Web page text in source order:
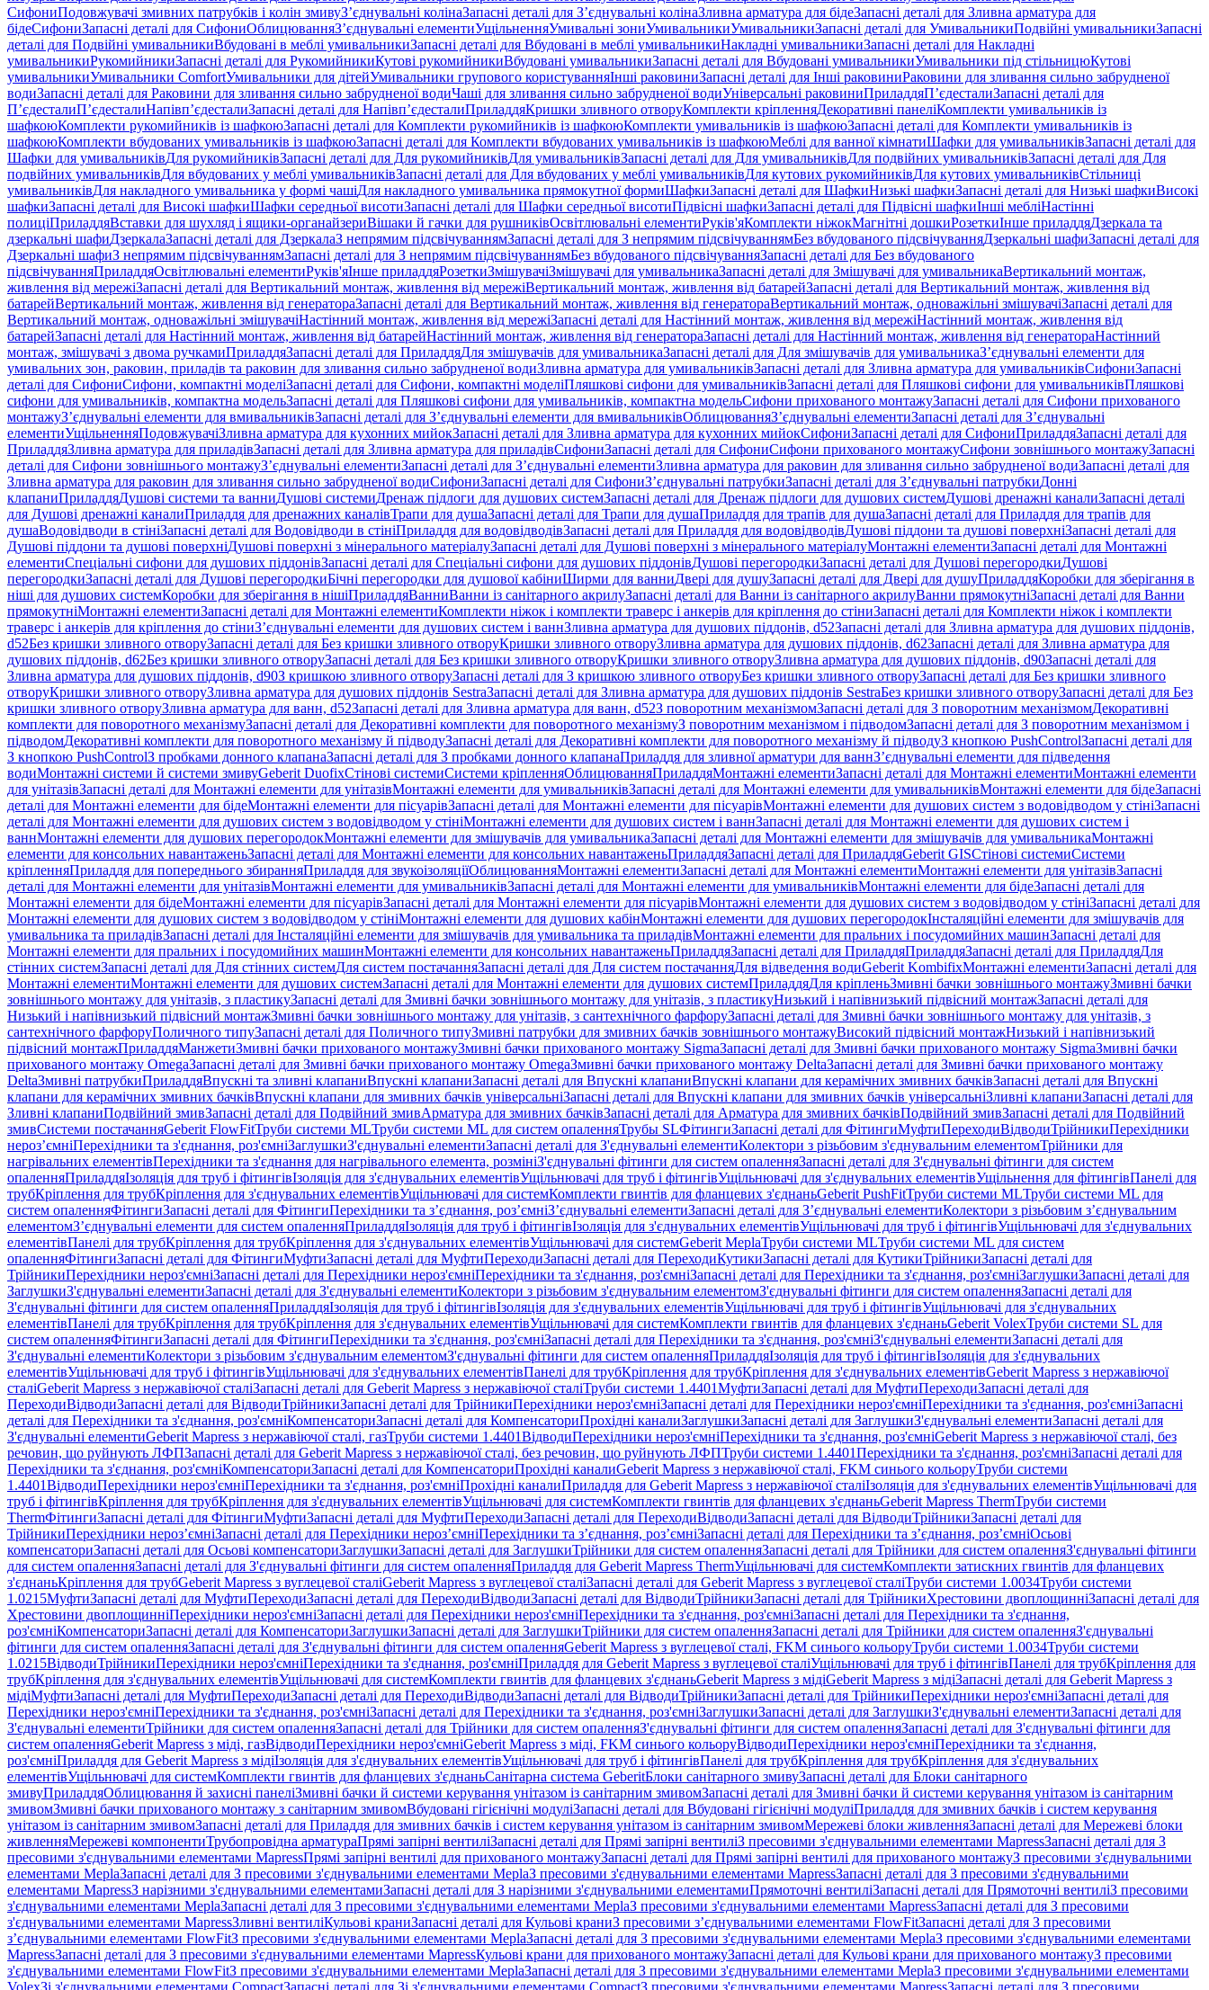
СифониПодовжувачі змивних патрубків і колін змивуЗ’єднувальні колінаЗапасні деталі для З’єднувальні колінаЗливна арматура для бідеЗапасні деталі для Зливна арматура для
бідеСифониЗапасні деталі для СифониОблицюванняЗ’єднувальні елементиУщільненняУмивальні зониУмивальникиУмивальникиЗапасні деталі для УмивальникиПодвійні умивальникиЗапасні
деталі для Подвійні умивальникиВбудовані в меблі умивальникиЗапасні деталі для Вбудовані в меблі умивальникиНакладні умивальникиЗапасні деталі для Накладні
умивальникиРукомийникиЗапасні деталі для РукомийникиКутові рукомийникиВбудовані умивальникиЗапасні деталі для Вбудовані умивальникиУмивальники під стільницюКутові
умивальникиУмивальники ComfortУмивальники для дітейУмивальники групового користуванняІнші раковиниЗапасні деталі для Інші раковиниРаковини для зливання сильно забрудненої
водиЗапасні деталі для Раковини для зливання сильно забрудненої водиЧаші для зливання сильно забрудненої водиУніверсальні раковиниПриладдяП’єдесталиЗапасні деталі для
П’єдесталиП’єдесталиНапівп’єдесталиЗапасні деталі для Напівп’єдесталиПриладдяКришки зливного отворуКомплекти кріпленняДекоративні панеліКомплекти умивальників із
шафкоюКомплекти рукомийників із шафкоюЗапасні деталі для Комплекти рукомийників із шафкоюКомплекти умивальників із шафкоюЗапасні деталі для Комплекти умивальників із
шафкоюКомплекти вбудованих умивальників із шафкоюЗапасні деталі для Комплекти вбудованих умивальників із шафкоюМеблі для ванної кімнатиШафки для умивальниківЗапасні деталі для
Шафки для умивальниківДля рукомийниківЗапасні деталі для Для рукомийниківДля умивальниківЗапасні деталі для Для умивальниківДля подвійних умивальниківЗапасні деталі для Для
подвійних умивальниківДля вбудованих у меблі умивальниківЗапасні деталі для Для вбудованих у меблі умивальниківДля кутових рукомийниківДля кутових умивальниківСтільниці
умивальниківДля накладного умивальника у формі чашіДля накладного умивальника прямокутної формиШафкиЗапасні деталі для ШафкиНизькі шафкиЗапасні деталі для Низькі шафкиВисокі
шафкиЗапасні деталі для Високі шафкиШафки середньої висотиЗапасні деталі для Шафки середньої висотиПідвісні шафкиЗапасні деталі для Підвісні шафкиІнші мебліНастінні
полиціПриладдяВставки для шухляд і ящики-органайзериВішаки й гачки для рушниківОсвітлювальні елементиРуків'яКомплекти ніжокМагнітні дошкиРозеткиІнше приладдяДзеркала та
дзеркальні шафиДзеркалаЗапасні деталі для ДзеркалаЗ непрямим підсвічуваннямЗапасні деталі для З непрямим підсвічуваннямБез вбудованого підсвічуванняДзеркальні шафиЗапасні деталі для
Дзеркальні шафиЗ непрямим підсвічуваннямЗапасні деталі для З непрямим підсвічуваннямБез вбудованого підсвічуванняЗапасні деталі для Без вбудованого
підсвічуванняПриладдяОсвітлювальні елементиРуків'яІнше приладдяРозеткиЗмішувачіЗмішувачі для умивальникаЗапасні деталі для Змішувачі для умивальникаВертикальний монтаж,
живлення від мережіЗапасні деталі для Вертикальний монтаж, живлення від мережіВертикальний монтаж, живлення від батарейЗапасні деталі для Вертикальний монтаж, живлення від
батарейВертикальний монтаж, живлення від генератораЗапасні деталі для Вертикальний монтаж, живлення від генератораВертикальний монтаж, одноважільні змішувачіЗапасні деталі для
Вертикальний монтаж, одноважільні змішувачіНастінний монтаж, живлення від мережіЗапасні деталі для Настінний монтаж, живлення від мережіНастінний монтаж, живлення від
батарейЗапасні деталі для Настінний монтаж, живлення від батарейНастінний монтаж, живлення від генератораЗапасні деталі для Настінний монтаж, живлення від генератораНастінний
монтаж, змішувачі з двома ручкамиПриладдяЗапасні деталі для ПриладдяДля змішувачів для умивальникаЗапасні деталі для Для змішувачів для умивальникаЗ’єднувальні елементи для
умивальних зон, раковин, приладів та раковин для зливання сильно забрудненої водиЗливна арматура для умивальниківЗапасні деталі для Зливна арматура для умивальниківСифониЗапасні
деталі для СифониСифони, компактні моделіЗапасні деталі для Сифони, компактні моделіПляшкові сифони для умивальниківЗапасні деталі для Пляшкові сифони для умивальниківПляшкові
сифони для умивальників, компактна модельЗапасні деталі для Пляшкові сифони для умивальників, компактна модельСифони прихованого монтажуЗапасні деталі для Сифони прихованого
монтажуЗ’єднувальні елементи для вмивальниківЗапасні деталі для З’єднувальні елементи для вмивальниківОблицюванняЗ’єднувальні елементиЗапасні деталі для З’єднувальні
елементиУщільненняПодовжувачіЗливна арматура для кухонних мийокЗапасні деталі для Зливна арматура для кухонних мийокСифониЗапасні деталі для СифониПриладдяЗапасні деталі для
ПриладдяЗливна арматура для приладівЗапасні деталі для Зливна арматура для приладівСифониЗапасні деталі для СифониСифони прихованого монтажуСифони зовнішнього монтажуЗапасні
деталі для Сифони зовнішнього монтажуЗ’єднувальні елементиЗапасні деталі для З’єднувальні елементиЗливна арматура для раковин для зливання сильно забрудненої водиЗапасні деталі для
Зливна арматура для раковин для зливання сильно забрудненої водиСифониЗапасні деталі для СифониЗ’єднувальні патрубкиЗапасні деталі для З’єднувальні патрубкиДонні
клапаниПриладдяДушові системи та ванниДушові системиДренаж підлоги для душових системЗапасні деталі для Дренаж підлоги для душових системДушові дренажні каналиЗапасні деталі
для Душові дренажні каналиПриладдя для дренажних каналівТрапи для душаЗапасні деталі для Трапи для душаПриладдя для трапів для душаЗапасні деталі для Приладдя для трапів для
душаВодовідводи в стініЗапасні деталі для Водовідводи в стініПриладдя для водовідводівЗапасні деталі для Приладдя для водовідводівДушові піддони та душові поверхніЗапасні деталі для
Душові піддони та душові поверхніДушові поверхні з мінерального матеріалуЗапасні деталі для Душові поверхні з мінерального матеріалуМонтажні елементиЗапасні деталі для Монтажні
елементиСпеціальні сифони для душових піддонівЗапасні деталі для Спеціальні сифони для душових піддонівДушові перегородкиЗапасні деталі для Душові перегородкиДушові
перегородкиЗапасні деталі для Душові перегородкиБічні перегородки для душової кабіниШирми для ванниДвері для душуЗапасні деталі для Двері для душуПриладдяКоробки для зберігання в
ніші для душових системКоробки для зберігання в нішіПриладдяВанниВанни із санітарного акрилуЗапасні деталі для Ванни із санітарного акрилуВанни прямокутніЗапасні деталі для Ванни
прямокутніМонтажні елементиЗапасні деталі для Монтажні елементиКомплекти ніжок і комплекти траверс і анкерів для кріплення до стіниЗапасні деталі для Комплекти ніжок і комплекти
траверс і анкерів для кріплення до стіниЗ’єднувальні елементи для душових систем і ваннЗливна арматура для душових піддонів, d52Запасні деталі для Зливна арматура для душових піддонів,
d52Без кришки зливного отворуЗапасні деталі для Без кришки зливного отворуКришки зливного отворуЗливна арматура для душових піддонів, d62Запасні деталі для Зливна арматура для
душових піддонів, d62Без кришки зливного отворуЗапасні деталі для Без кришки зливного отворуКришки зливного отворуЗливна арматура для душових піддонів, d90Запасні деталі для
Зливна арматура для душових піддонів, d90З кришкою зливного отворуЗапасні деталі для З кришкою зливного отворуБез кришки зливного отворуЗапасні деталі для Без кришки зливного
отворуКришки зливного отворуЗливна арматура для душових піддонів SestraЗапасні деталі для Зливна арматура для душових піддонів SestraБез кришки зливного отворуЗапасні деталі для Без
кришки зливного отворуЗливна арматура для ванн, d52Запасні деталі для Зливна арматура для ванн, d52З поворотним механізмомЗапасні деталі для З поворотним механізмомДекоративні
комплекти для поворотного механізмуЗапасні деталі для Декоративні комплекти для поворотного механізмуЗ поворотним механізмом і підводомЗапасні деталі для З поворотним механізмом і
підводомДекоративні комплекти для поворотного механізму й підводуЗапасні деталі для Декоративні комплекти для поворотного механізму й підводуЗ кнопкою PushControlЗапасні деталі для
З кнопкою PushControlЗ пробками донного клапанаЗапасні деталі для З пробками донного клапанаПриладдя для зливної арматури для ваннЗ’єднувальні елементи для підведення
водиМонтажні системи й системи змивуGeberit DuofixСтінові системиСистеми кріпленняОблицюванняПриладдяМонтажні елементиЗапасні деталі для Монтажні елементиМонтажні елементи
для унітазівЗапасні деталі для Монтажні елементи для унітазівМонтажні елементи для умивальниківЗапасні деталі для Монтажні елементи для умивальниківМонтажні елементи для бідеЗапасні
деталі для Монтажні елементи для бідеМонтажні елементи для пісуарівЗапасні деталі для Монтажні елементи для пісуарівМонтажні елементи для душових систем з водовідводом у стініЗапасні
деталі для Монтажні елементи для душових систем з водовідводом у стініМонтажні елементи для душових систем і ваннЗапасні деталі для Монтажні елементи для душових систем і
ваннМонтажні елементи для душових перегородокМонтажні елементи для змішувачів для умивальникаЗапасні деталі для Монтажні елементи для змішувачів для умивальникаМонтажні
елементи для консольних навантаженьЗапасні деталі для Монтажні елементи для консольних навантаженьПриладдяЗапасні деталі для ПриладдяGeberit GISСтінові системиСистеми
кріпленняПриладдя для попереднього збиранняПриладдя для звукоізоляціїОблицюванняМонтажні елементиЗапасні деталі для Монтажні елементиМонтажні елементи для унітазівЗапасні
деталі для Монтажні елементи для унітазівМонтажні елементи для умивальниківЗапасні деталі для Монтажні елементи для умивальниківМонтажні елементи для бідеЗапасні деталі для
Монтажні елементи для бідеМонтажні елементи для пісуарівЗапасні деталі для Монтажні елементи для пісуарівМонтажні елементи для душових систем з водовідводом у стініЗапасні деталі для
Монтажні елементи для душових систем з водовідводом у стініМонтажні елементи для душових кабінМонтажні елементи для душових перегородокІнсталяційні елементи для змішувачів для
умивальника та приладівЗапасні деталі для Інсталяційні елементи для змішувачів для умивальника та приладівМонтажні елементи для пральних і посудомийних машинЗапасні деталі для
Монтажні елементи для пральних і посудомийних машинМонтажні елементи для консольних навантаженьПриладдяЗапасні деталі для ПриладдяПриладдяЗапасні деталі для ПриладдяДля
стінних системЗапасні деталі для Для стінних системДля систем постачанняЗапасні деталі для Для систем постачанняДля відведення водиGeberit KombifixМонтажні елементиЗапасні деталі для
Монтажні елементиМонтажні елементи для душових системЗапасні деталі для Монтажні елементи для душових системПриладдяДля кріпленьЗмивні бачки зовнішнього монтажуЗмивні бачки
зовнішнього монтажу для унітазів, з пластикуЗапасні деталі для Змивні бачки зовнішнього монтажу для унітазів, з пластикуНизький і напівнизький підвісний монтажЗапасні деталі для
Низький і напівнизький підвісний монтажЗмивні бачки зовнішнього монтажу для унітазів, з сантехнічного фарфоруЗапасні деталі для Змивні бачки зовнішнього монтажу для унітазів, з
сантехнічного фарфоруПоличного типуЗапасні деталі для Поличного типуЗмивні патрубки для змивних бачків зовнішнього монтажуВисокий підвісний монтажНизький і напівнизький
підвісний монтажПриладдяМанжетиЗмивні бачки прихованого монтажуЗмивні бачки прихованого монтажу SigmaЗапасні деталі для Змивні бачки прихованого монтажу SigmaЗмивні бачки
прихованого монтажу OmegaЗапасні деталі для Змивні бачки прихованого монтажу OmegaЗмивні бачки прихованого монтажу DeltaЗапасні деталі для Змивні бачки прихованого монтажу
DeltaЗмивні патрубкиПриладдяВпускні та зливні клапаниВпускні клапаниЗапасні деталі для Впускні клапаниВпускні клапани для керамічних змивних бачківЗапасні деталі для Впускні
клапани для керамічних змивних бачківВпускні клапани для змивних бачків універсальніЗапасні деталі для Впускні клапани для змивних бачків універсальніЗливні клапаниЗапасні деталі для
Зливні клапаниПодвійний змивЗапасні деталі для Подвійний змивАрматура для змивних бачкiвЗапасні деталі для Арматура для змивних бачкiвПодвійний змивЗапасні деталі для Подвійний
змивСистеми постачанняGeberit FlowFitТруби системи MLТруби системи ML для систем опаленняТрубы SLФітингиЗапасні деталі для ФітингиМуфтиПереходиВідводиТрійникиПерехідники
нероз’ємніПерехідники та з'єднання, роз'ємніЗаглушкиЗ'єднувальні елементиЗапасні деталі для З'єднувальні елементиКолектори з різьбовим з'єднувальним елементомТрійники для
нагрівальних елементівПерехідники та з'єднання для нагрівального елемента, розмініЗ'єднувальні фітинги для систем опаленняЗапасні деталі для З'єднувальні фітинги для систем
опаленняПриладдяІзоляція для труб і фітингівІзоляція для з'єднувальних елементівУщільнювачі для труб і фітингівУщільнювачі для з'єднувальних елементівУщільнення для фітингівПанелі для
трубКріплення для трубКріплення для з'єднувальних елементівУщільнювачі для системКомплекти гвинтів для фланцевих з'єднаньGeberit PushFitТруби системи MLТруби системи ML для
систем опаленняФітингиЗапасні деталі для ФітингиПерехідники та з’єднання, роз’ємніЗ’єднувальні елементиЗапасні деталі для З’єднувальні елементиКолектори з різьбовим з’єднувальним
елементомЗ’єднувальні елементи для систем опаленняПриладдяІзоляція для труб і фітингівІзоляція для з'єднувальних елементівУщільнювачі для труб і фітингівУщільнювачі для з'єднувальних
елементівПанелі для трубКріплення для трубКріплення для з'єднувальних елементівУщільнювачі для системGeberit MeplaТруби системи MLТруби системи ML для систем
опаленняФітингиЗапасні деталі для ФітингиМуфтиЗапасні деталі для МуфтиПереходиЗапасні деталі для ПереходиКутикиЗапасні деталі для КутикиТрійникиЗапасні деталі для
ТрійникиПерехідники нероз'ємніЗапасні деталі для Перехідники нероз'ємніПерехідники та з'єднання, роз'ємніЗапасні деталі для Перехідники та з'єднання, роз'ємніЗаглушкиЗапасні деталі для
ЗаглушкиЗ'єднувальні елементиЗапасні деталі для З'єднувальні елементиКолектори з різьбовим з'єднувальним елементомЗ'єднувальні фітинги для систем опаленняЗапасні деталі для
З'єднувальні фітинги для систем опаленняПриладдяІзоляція для труб і фітингівІзоляція для з'єднувальних елементівУщільнювачі для труб і фітингівУщільнювачі для з'єднувальних
елементівПанелі для трубКріплення для трубКріплення для з'єднувальних елементівУщільнювачі для системКомплекти гвинтів для фланцевих з'єднаньGeberit VolexТруби системи SL для
систем опаленняФітингиЗапасні деталі для ФітингиПерехідники та з'єднання, роз'ємніЗапасні деталі для Перехідники та з'єднання, роз'ємніЗ'єднувальні елементиЗапасні деталі для
З'єднувальні елементиКолектори з різьбовим з'єднувальним елементомЗ'єднувальні фітинги для систем опаленняПриладдяІзоляція для труб і фітингівІзоляція для з'єднувальних
елементівУщільнювачі для труб і фітингівУщільнювачі для з'єднувальних елементівПанелі для трубКріплення для трубКріплення для з'єднувальних елементівGeberit Mapress з нержавіючої
сталіGeberit Mapress з нержавіючої сталіЗапасні деталі для Geberit Mapress з нержавіючої сталіТруби системи 1.4401МуфтиЗапасні деталі для МуфтиПереходиЗапасні деталі для
ПереходиВідводиЗапасні деталі для ВідводиТрійникиЗапасні деталі для ТрійникиПерехідники нероз'ємніЗапасні деталі для Перехідники нероз'ємніПерехідники та з'єднання, роз'ємніЗапасні
деталі для Перехідники та з'єднання, роз'ємніКомпенсаториЗапасні деталі для КомпенсаториПрохідні каналиЗаглушкиЗапасні деталі для ЗаглушкиЗ'єднувальні елементиЗапасні деталі для
З'єднувальні елементиGeberit Mapress з нержавіючої сталі, газТруби системи 1.4401ВідводиПерехідники нероз'ємніПерехідники та з'єднання, роз'ємніGeberit Mapress з нержавіючої сталі, без
речовин, що руйнують ЛФПЗапасні деталі для Geberit Mapress з нержавіючої сталі, без речовин, що руйнують ЛФПТруби системи 1.4401Перехідники та з'єднання, роз'ємніЗапасні деталі для
Перехідники та з'єднання, роз'ємніКомпенсаториЗапасні деталі для КомпенсаториПрохідні каналиGeberit Mapress з нержавіючої сталі, FKM синього кольоруТруби системи
1.4401ВідводиПерехідники нероз'ємніПерехідники та з'єднання, роз'ємніПрохідні каналиПриладдя для Geberit Mapress з нержавіючої сталіІзоляція для з'єднувальних елементівУщільнювачі для
труб і фітингівКріплення для трубКріплення для з'єднувальних елементівУщільнювачі для системКомплекти гвинтів для фланцевих з'єднаньGeberit Mapress ThermТруби системи
ThermФітингиЗапасні деталі для ФітингиМуфтиЗапасні деталі для МуфтиПереходиЗапасні деталі для ПереходиВідводиЗапасні деталі для ВідводиТрійникиЗапасні деталі для
ТрійникиПерехідники нероз’ємніЗапасні деталі для Перехідники нероз’ємніПерехідники та з’єднання, роз’ємніЗапасні деталі для Перехідники та з’єднання, роз’ємніОсьові
компенсаториЗапасні деталі для Осьові компенсаториЗаглушкиЗапасні деталі для ЗаглушкиТрійники для систем опаленняЗапасні деталі для Трійники для систем опаленняЗ'єднувальні фітинги
для систем опаленняЗапасні деталі для З'єднувальні фітинги для систем опаленняПриладдя для Geberit Mapress ThermУщільнювачі для системКомплекти затискних гвинтів для фланцевих
з'єднаньКріплення для трубGeberit Mapress з вуглецевої сталіGeberit Mapress з вуглецевої сталіЗапасні деталі для Geberit Mapress з вуглецевої сталіТруби системи 1.0034Труби системи
1.0215МуфтиЗапасні деталі для МуфтиПереходиЗапасні деталі для ПереходиВідводиЗапасні деталі для ВідводиТрійникиЗапасні деталі для ТрійникиХрестовини двоплощинніЗапасні деталі для
Хрестовини двоплощинніПерехідники нероз'ємніЗапасні деталі для Перехідники нероз'ємніПерехідники та з'єднання, роз'ємніЗапасні деталі для Перехідники та з'єднання,
роз'ємніКомпенсаториЗапасні деталі для КомпенсаториЗаглушкиЗапасні деталі для ЗаглушкиТрійники для систем опаленняЗапасні деталі для Трійники для систем опаленняЗ'єднувальні
фітинги для систем опаленняЗапасні деталі для З'єднувальні фітинги для систем опаленняGeberit Mapress з вуглецевої сталі, FKM синього кольоруТруби системи 1.0034Труби системи
1.0215ВідводиТрійникиПерехідники нероз'ємніПерехідники та з'єднання, роз'ємніПриладдя для Geberit Mapress з вуглецевої сталіУщільнювачі для труб і фітингівПанелі для трубКріплення для
трубКріплення для з'єднувальних елементівУщільнювачі для системКомплекти гвинтів для фланцевих з'єднаньGeberit Mapress з мідіGeberit Mapress з мідіЗапасні деталі для Geberit Mapress з
мідіМуфтиЗапасні деталі для МуфтиПереходиЗапасні деталі для ПереходиВідводиЗапасні деталі для ВідводиТрійникиЗапасні деталі для ТрійникиПерехідники нероз'ємніЗапасні деталі для
Перехідники нероз'ємніПерехідники та з'єднання, роз'ємніЗапасні деталі для Перехідники та з'єднання, роз'ємніЗаглушкиЗапасні деталі для ЗаглушкиЗ'єднувальні елементиЗапасні деталі для
З'єднувальні елементиТрійники для систем опаленняЗапасні деталі для Трійники для систем опаленняЗ'єднувальні фітинги для систем опаленняЗапасні деталі для З'єднувальні фітинги для
систем опаленняGeberit Mapress з міді, газВідводиПерехідники нероз'ємніGeberit Mapress з міді, FKM синього кольоруВідводиПерехідники нероз'ємніПерехідники та з'єднання,
роз'ємніПриладдя для Geberit Mapress з мідіІзоляція для з'єднувальних елементівУщільнювачі для труб і фітингівПанелі для трубКріплення для трубКріплення для з'єднувальних
елементівУщільнювачі для системКомплекти гвинтів для фланцевих з'єднаньСанітарна система GeberitБлоки санітарного змивуЗапасні деталі для Блоки санітарного
змивуПриладдяОблицювання й захисні панеліЗмивні бачки й системи керування унітазом із санітарним змивомЗапасні деталі для Змивні бачки й системи керування унітазом із санітарним
змивомЗмивні бачки прихованого монтажу з санітарним змивомВбудовані гігієнічні модуліЗапасні деталі для Вбудовані гігієнічні модуліПриладдя для змивних бачків і систем керування
унітазом із санітарним змивомЗапасні деталі для Приладдя для змивних бачків і систем керування унітазом із санітарним змивомМережеві блоки живленняЗапасні деталі для Мережеві блоки
живленняМережеві компонентиТрубопровідна арматураПрямі запірні вентиліЗапасні деталі для Прямі запірні вентиліЗ пресовими з'єднувальними елементами MapressЗапасні деталі для З
пресовими з'єднувальними елементами MapressПрямі запірні вентилі для прихованого монтажуЗапасні деталі для Прямі запірні вентилі для прихованого монтажуЗ пресовими з'єднувальними
елементами MeplaЗапасні деталі для З пресовими з'єднувальними елементами MeplaЗ пресовими з'єднувальними елементами MapressЗапасні деталі для З пресовими з'єднувальними
елементами MapressЗ нарізними з'єднувальними елементамиЗапасні деталі для З нарізними з'єднувальними елементамиПрямоточні вентиліЗапасні деталі для Прямоточні вентиліЗ пресовими
з'єднувальними елементами MeplaЗапасні деталі для З пресовими з'єднувальними елементами MeplaЗ пресовими з'єднувальними елементами MapressЗапасні деталі для З пресовими
з'єднувальними елементами MapressЗливні вентиліКульові краниЗапасні деталі для Кульові краниЗ пресовими з’єднувальними елементами FlowFitЗапасні деталі для З пресовими
з’єднувальними елементами FlowFitЗ пресовими з'єднувальними елементами MeplaЗапасні деталі для З пресовими з'єднувальними елементами MeplaЗ пресовими з'єднувальними елементами
MapressЗапасні деталі для З пресовими з'єднувальними елементами MapressКульові крани для прихованого монтажуЗапасні деталі для Кульові крани для прихованого монтажуЗ пресовими
з'єднувальними елементами FlowFitЗ пресовими з'єднувальними елементами MeplaЗапасні деталі для З пресовими з'єднувальними елементами MeplaЗ пресовими з'єднувальними елементами
VolexЗі з'єднувальними елементами CompactЗапасні деталі для Зі з'єднувальними елементами CompactЗ пресовими з'єднувальними елементами MapressЗапасні деталі для З пресовими